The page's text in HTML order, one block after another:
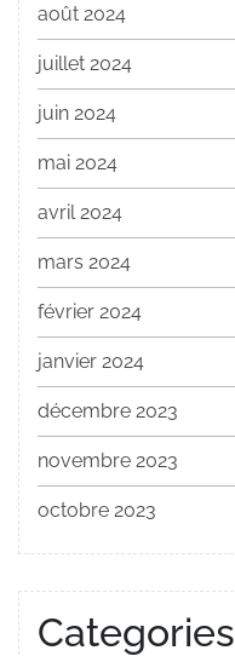
août 2024
juillet 2024
juin 2024
mai 2024
avril 2024
mars 2024
février 2024
janvier 2024
décembre 2023
novembre 2023
octobre 2023
Categories